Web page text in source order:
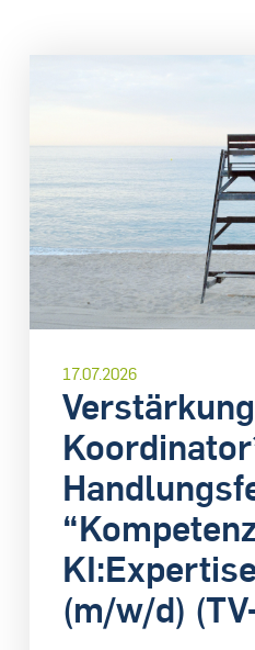
17.07.2026
(m/w/d)